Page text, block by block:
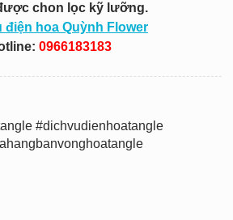
chon lọc kỹ lưỡng.
điện hoa Quỳnh Flower
0966183183
#dichvudienhoatangle